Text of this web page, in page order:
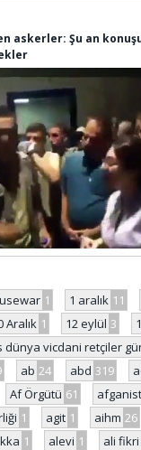
askerler: Şu an
1 1 aralık 11
Aralık 1 12 eylül 3
dünya vicdani retçiler
ab 24 abd 319
Af Örgütü 61
1 agit 1 aihm 26
1 alevi 1 ali fikri